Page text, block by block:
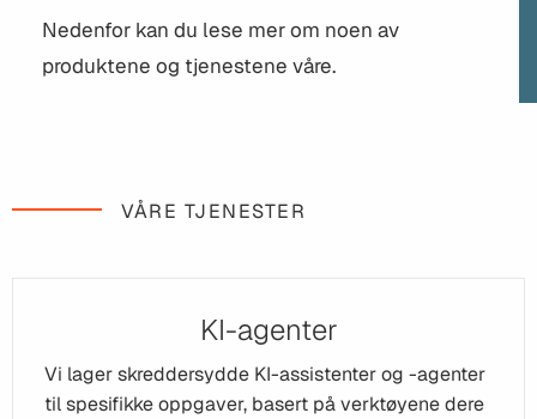
Nedenfor kan du lese mer om noen av
produktene og tjenestene våre.
VÅRE TJENESTER
KI-agenter
Vi lager skreddersydde KI-assistenter og -agenter
til spesifikke oppgaver, basert på verktøyene dere